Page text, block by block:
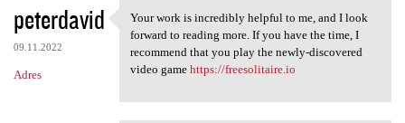
peterdavid
09.11.2022
Adres
Your work is incredibly
Your work is incredibly helpful to me, and I look
forward to reading more. If you have the time, I
recommend that you play the newly-discovered
video game https://freesolitaire.io